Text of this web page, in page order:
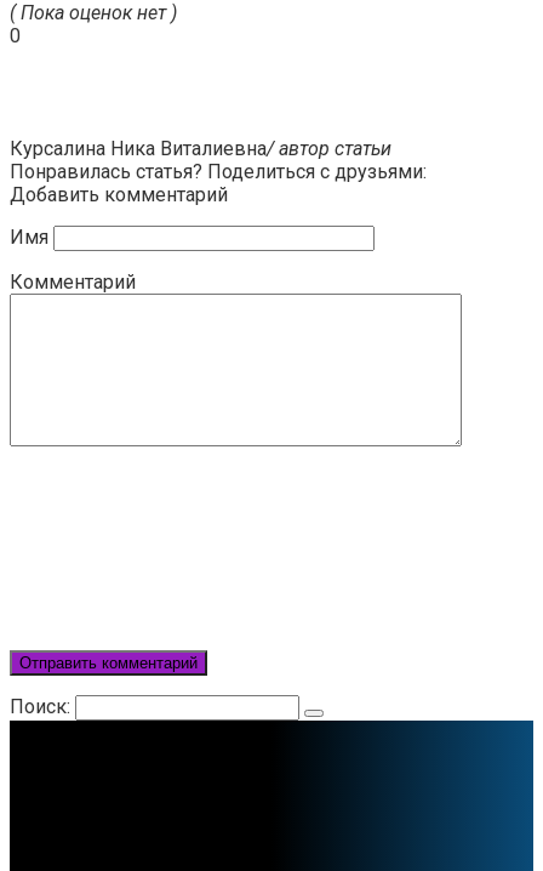
( Пока оценок нет )
0
Курсалина Ника Виталиевна/ автор статьи
Понравилась статья? Поделиться с друзьями:
Добавить комментарий
Имя
Комментарий
Поиск: